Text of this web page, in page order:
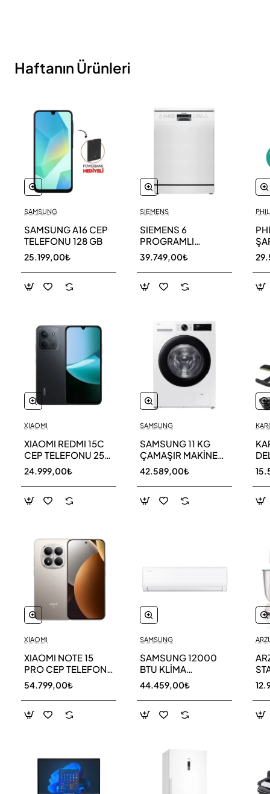
Haftanın Ürünleri
SAMSUNG
SAMSUNG A16 CEP
TELEFONU 128 GB
25.199,00₺
XIAOMI
XIAOMI REDMI 15C
CEP TELEFONU 256
GB
24.999,00₺
XIAOMI
XIAOMI NOTE 15
PRO CEP TELEFONU
256 GB
54.799,00₺
SIEMENS
SIEMENS 6
PROGRAMLI
BULAŞIK MAKİNESİ
SN216W00DT
39.749,00₺
SAMSUNG
SAMSUNG 11 KG
ÇAMAŞIR MAKİNESİ
WW11DG5B25AEAH
42.589,00₺
SAMSUNG
SAMSUNG 12000
BTU KLİMA
AR40F12C0AM SK
44.459,00₺
11